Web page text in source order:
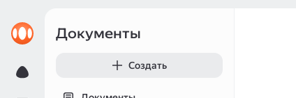
Документы
Создать